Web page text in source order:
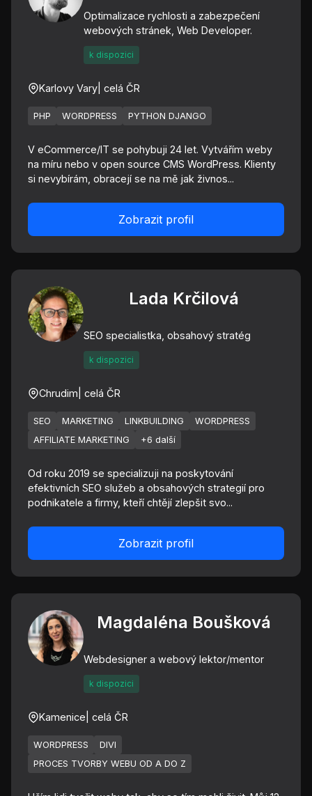
Optimalizace rychlosti a zabezpečení
webových stránek, Web Developer.
k dispozici
Karlovy Vary | celá ČR
PHP WORDPRESS PYTHON DJANGO
V eCommerce/IT se pohybuji 24 let. Vytvářím weby
na míru nebo v open source CMS WordPress. Klienty
si nevybírám, obracejí se na mě jak živnos...
Zobrazit profil
Lada Krčilová
SEO specialistka, obsahový stratég
k dispozici
Chrudim | celá ČR
SEO MARKETING LINKBUILDING
WORDPRESS
AFFILIATE MARKETING
+6 další
Od roku 2019 se specializuji na poskytování
efektivních SEO služeb a obsahových strategií pro
podnikatele a firmy, kteří chtějí zlepšit svo...
Zobrazit profil
Magdaléna Boušková
Webdesigner a webový lektor/mentor
k dispozici
Kamenice | celá ČR
WORDPRESS
DIVI
PROCES TVORBY WEBU OD A DO Z